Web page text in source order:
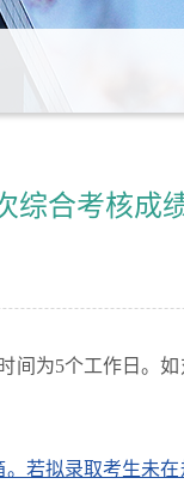
综合考核成
间为5个工作日。
若拟录取考生未